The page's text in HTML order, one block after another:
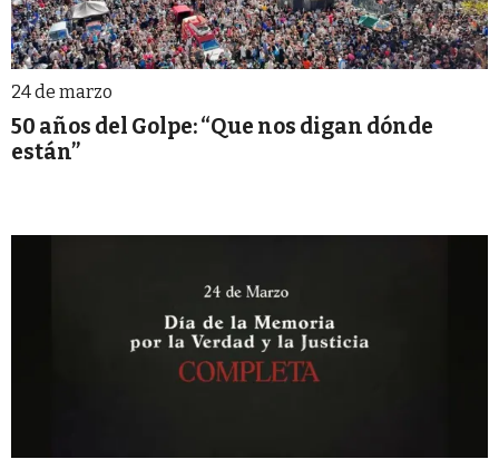
24 de marzo
50 años del Golpe: “Que nos digan dónde
están”